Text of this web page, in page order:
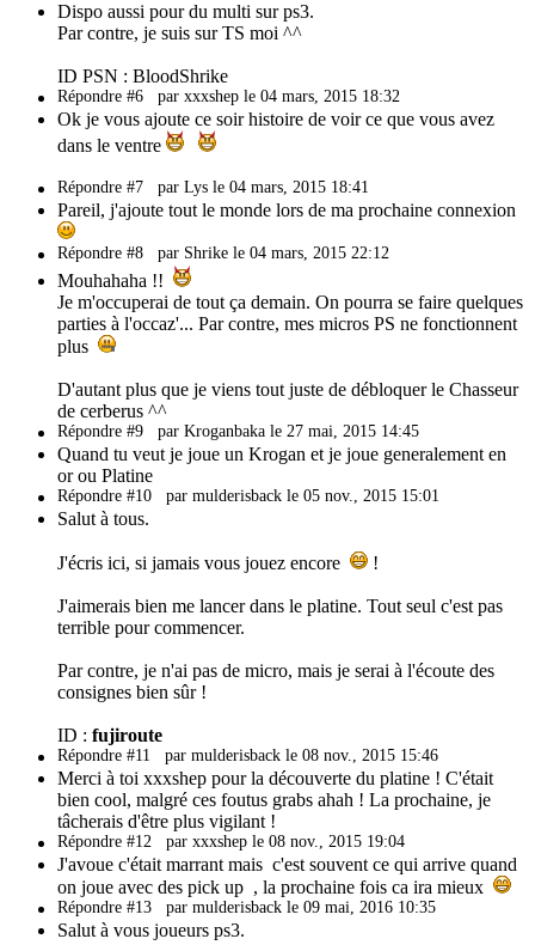
Dispo aussi pour du multi sur ps3.
Par contre, je suis sur TS moi ^^
ID PSN : BloodShrike
Répondre #6 par xxxshep le 04 mars, 2015 18:32
Ok je vous ajoute ce soir histoire de voir ce que vous avez
dans le ventre
Répondre #7 par Lys le 04 mars, 2015 18:41
Pareil, j'ajoute tout le monde lors de ma prochaine connexion
Répondre #8 par Shrike le 04 mars, 2015 22:12
Mouhahaha !!
Je m'occuperai de tout ça demain. On pourra se faire quelques
parties à l'occaz'... Par contre, mes micros PS ne fonctionnent
plus
D'autant plus que je viens tout juste de débloquer le Chasseur
de cerberus ^^
Répondre #9 par Kroganbaka le 27 mai, 2015 14:45
Quand tu veut je joue un Krogan et je joue generalement en
or ou Platine
Répondre #10 par mulderisback le 05 nov., 2015 15:01
Salut à tous.
J'écris ici, si jamais vous jouez encore !
J'aimerais bien me lancer dans le platine. Tout seul c'est pas
terrible pour commencer.
Par contre, je n'ai pas de micro, mais je serai à l'écoute des
consignes bien sûr !
ID : fujiroute
Répondre #11 par mulderisback le 08 nov., 2015 15:46
Merci à toi xxxshep pour la découverte du platine ! C'était
bien cool, malgré ces foutus grabs ahah ! La prochaine, je
tâcherais d'être plus vigilant !
Répondre #12 par xxxshep le 08 nov., 2015 19:04
J'avoue c'était marrant mais c'est souvent ce qui arrive quand
on joue avec des pick up , la prochaine fois ca ira mieux
Répondre #13 par mulderisback le 09 mai, 2016 10:35
Salut à vous joueurs ps3.